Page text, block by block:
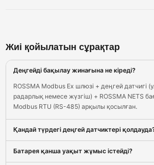
Жиі қойылатын сұрақтар
Деңгейді бақылау жинағына не кіреді?
ROSSMA Modbus Ex шлюзі + деңгей датчигі
радарлық немесе жүзгіш) + ROSSMA NETS
Modbus RTU (RS-485) арқылы қосылған.
Қандай түрдегі деңгей датчиктері
Батарея қанша уақыт жұмыс істейді?